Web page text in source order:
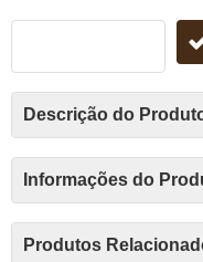
Descrição do
Informações do
Produtos